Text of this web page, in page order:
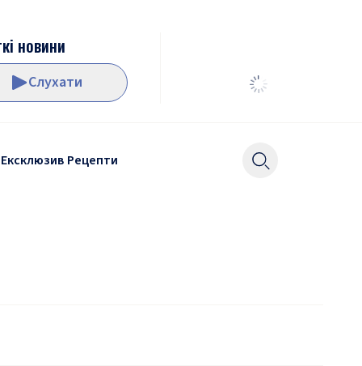
новини
Слухати
Ексклюзив Рецепти